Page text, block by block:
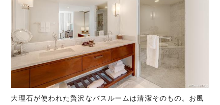
大理石が使われた贅沢なバスルームは清潔そのもの。お風